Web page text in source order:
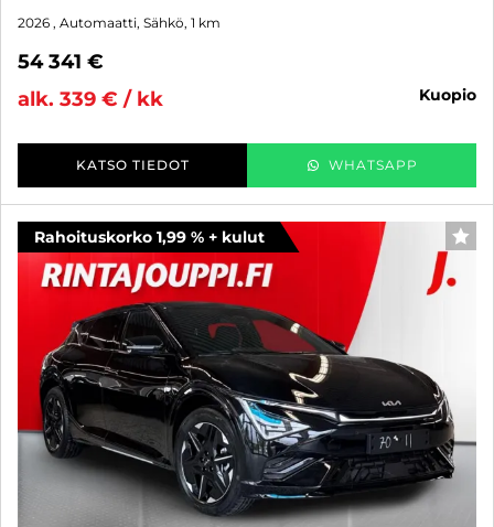
2026 , Automaatti, Sähkö, 1 km
54 341 €
alk. 339 € / kk
kuopio
KATSO TIEDOT WHATSAPP
Rahoituskorko 1,99 % + kulut